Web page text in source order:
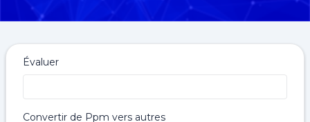
Évaluer
Convertir de Ppm vers autres